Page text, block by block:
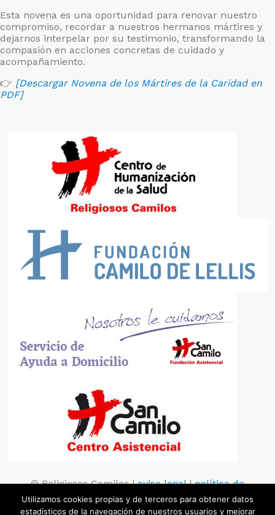
Esta novena es una oportunidad para renovar nuestro
compromiso, recordar a nuestros hermanos mártires y
dejarnos interpelar por su testimonio, transformando la
compasión en acciones concretas de cuidado y
acompañamiento.
👉 [Descargar Novena de los Mártires de la Caridad en
PDF]
© Religiosos Camilos |aviso legal|política de
privacidad| política de cookies
Utilizamos cookies propias y de terceros para obtener datos
estadísticos de la navegación de nuestros usuarios y mejorar